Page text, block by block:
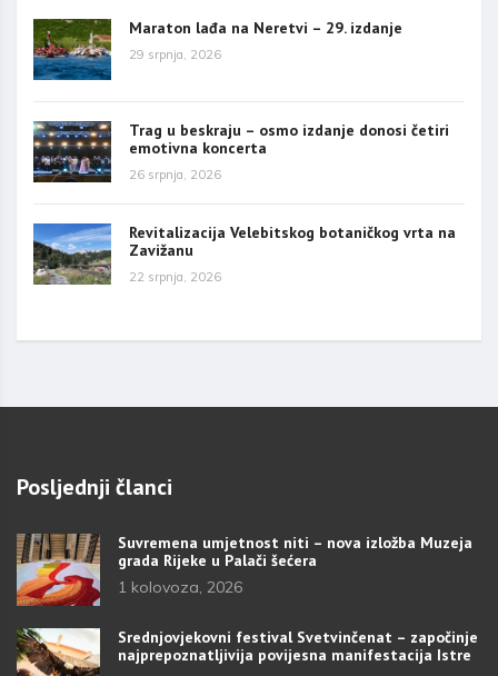
Maraton lađa na Neretvi – 29. izdanje
29 srpnja, 2026
Trag u beskraju – osmo izdanje donosi četiri
emotivna koncerta
26 srpnja, 2026
Revitalizacija Velebitskog botaničkog vrta na
Zavižanu
22 srpnja, 2026
Posljednji članci
Suvremena umjetnost niti – nova izložba Muzeja
grada Rijeke u Palači šećera
1 kolovoza, 2026
Srednjovjekovni festival Svetvinčenat – započinje
najprepoznatljivija povijesna manifestacija Istre